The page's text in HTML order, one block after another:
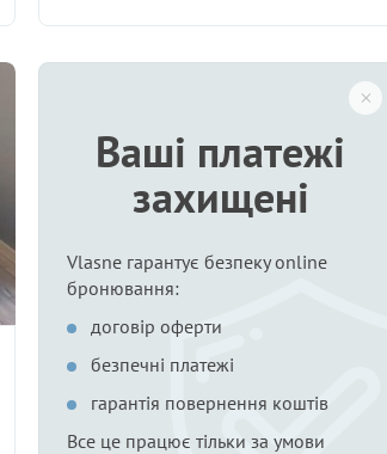
Ваші платежі
захищені
Vlasne гарантує безпеку online
бронювання:
договір оферти
безпечні платежі
гарантія повернення коштів
Все це працює тільки за умови